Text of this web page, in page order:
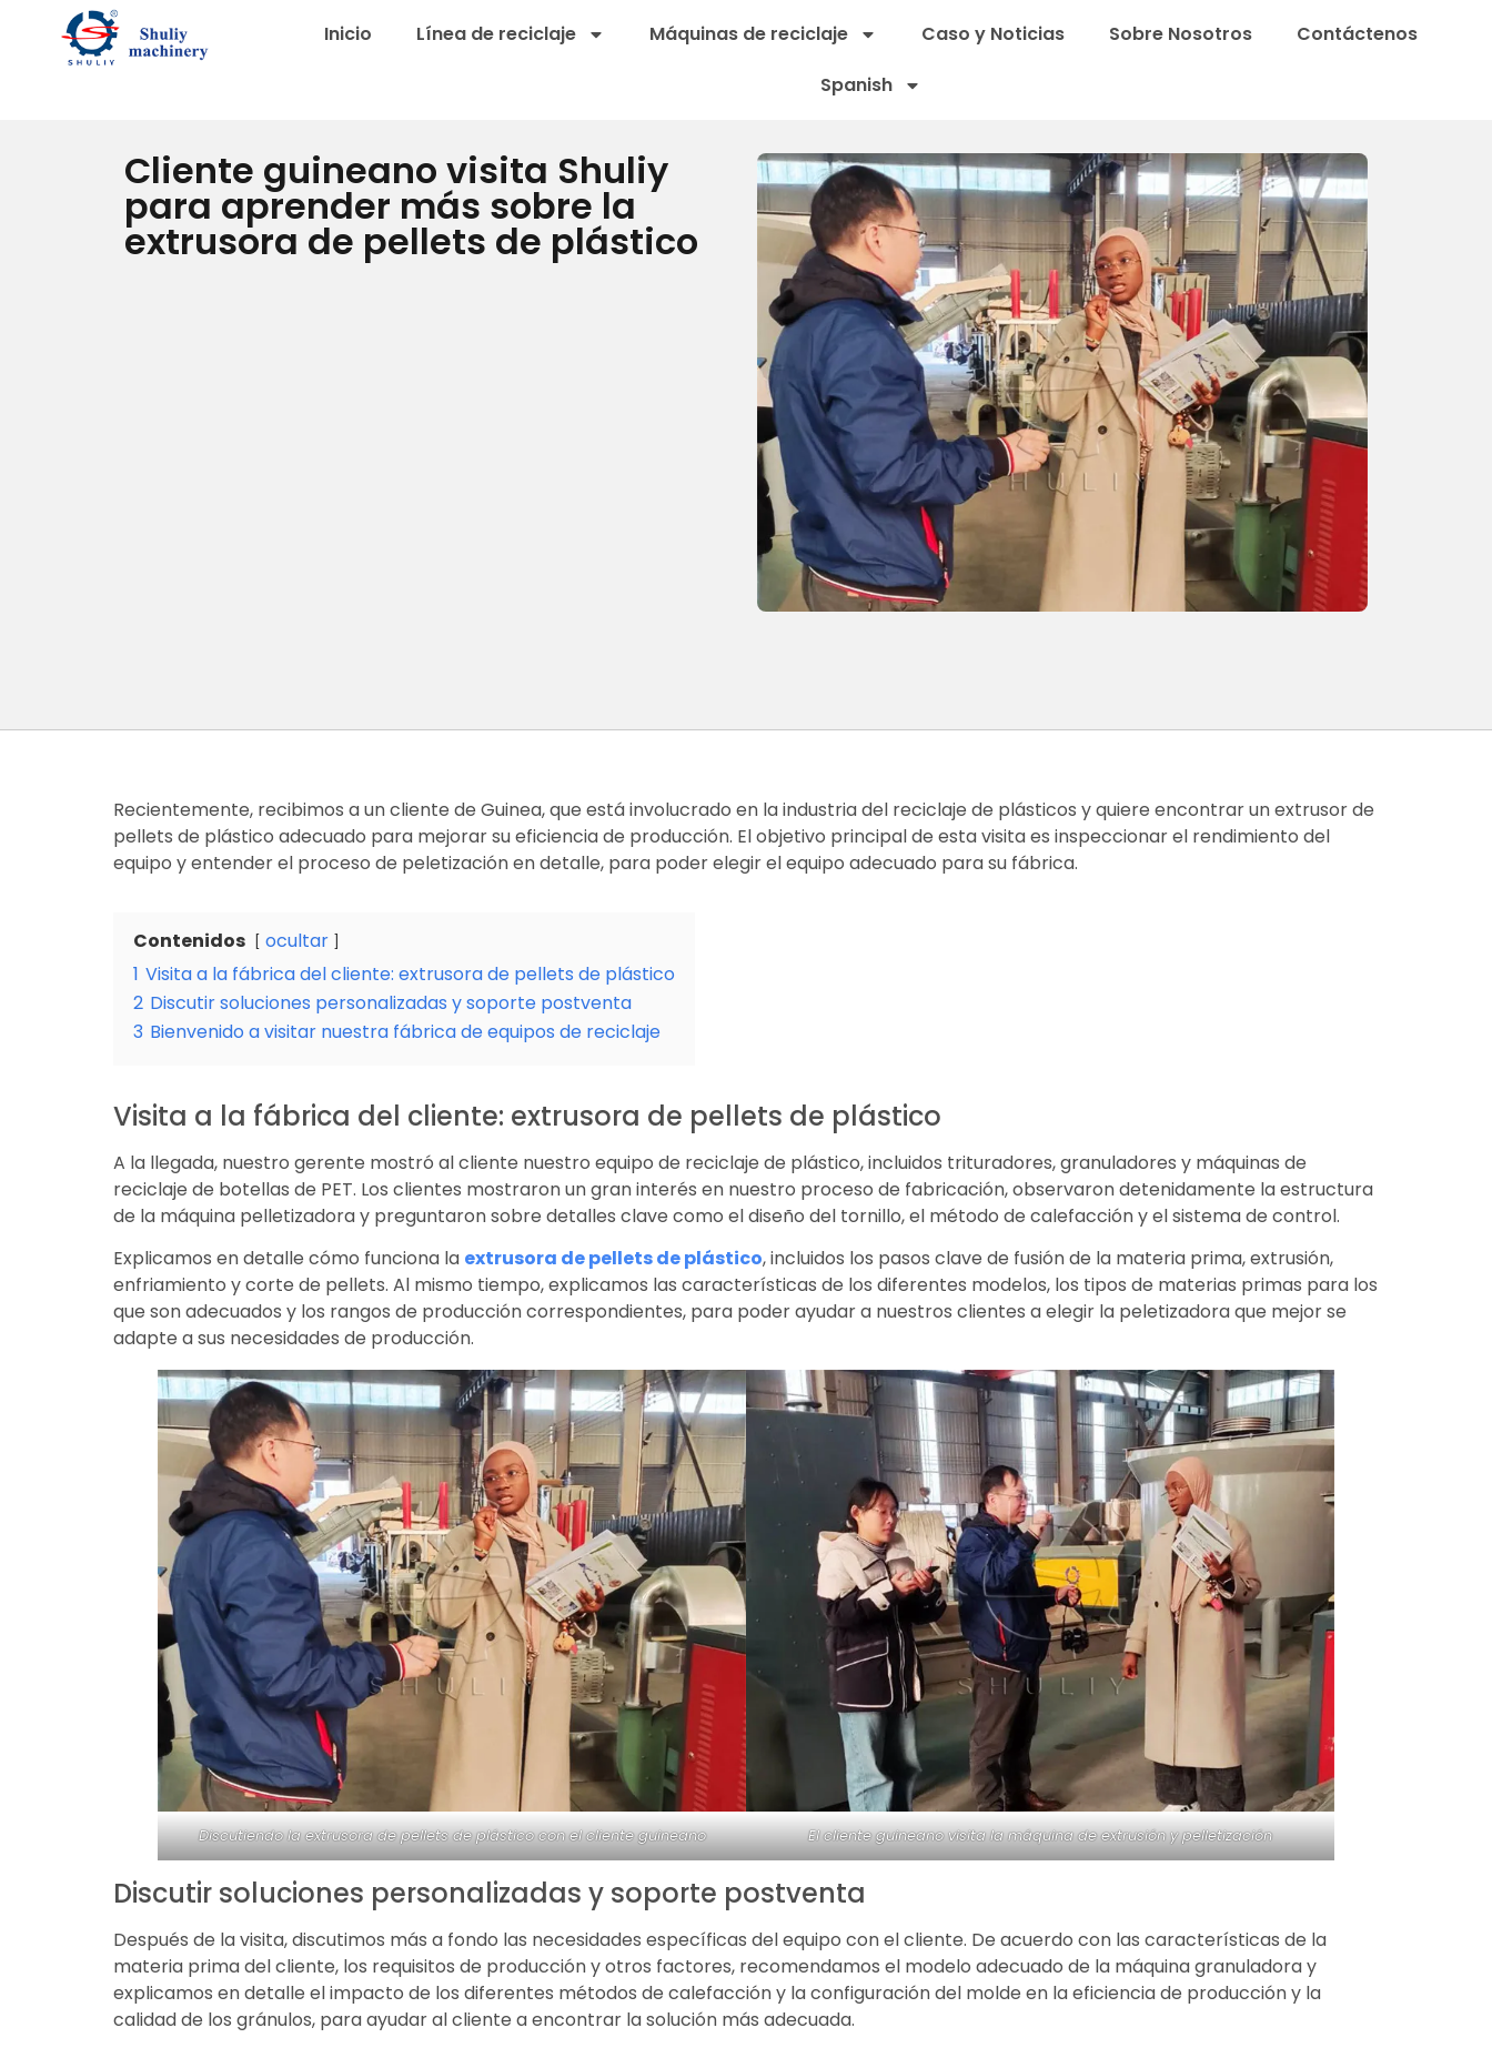
Inicio Línea de reciclaje Máquinas de reciclaje Caso y Noticias Sobre Nosotros
Contáctenos
Spanish
Cliente guineano visita Shuliy
para aprender más sobre la
extrusora de pellets de plástico
Recientemente, recibimos a un cliente de Guinea, que está involucrado en la industria del reciclaje de plásticos y quiere encontrar un extrusor de
pellets de plástico adecuado para mejorar su eficiencia de producción. El objetivo principal de esta visita es inspeccionar el rendimiento del
equipo y entender el proceso de peletización en detalle, para poder elegir el equipo adecuado para su fábrica.
Contenidos
ocultar
1 Visita a la fábrica del cliente: extrusora de pellets de plástico
2 Discutir soluciones personalizadas y soporte postventa
3 Bienvenido a visitar nuestra fábrica de equipos de reciclaje
Visita a la fábrica del cliente: extrusora de pellets de plástico
A la llegada, nuestro gerente mostró al cliente nuestro equipo de reciclaje de plástico, incluidos trituradores, granuladores y máquinas de
reciclaje de botellas de PET. Los clientes mostraron un gran interés en nuestro proceso de fabricación, observaron detenidamente la estructura
de la máquina pelletizadora y preguntaron sobre detalles clave como el diseño del tornillo, el método de calefacción y el sistema de control.
Explicamos en detalle cómo funciona la extrusora de pellets de plástico, incluidos los pasos clave de fusión de la materia prima, extrusión,
enfriamiento y corte de pellets. Al mismo tiempo, explicamos las características de los diferentes modelos, los tipos de materias primas para los
que son adecuados y los rangos de producción correspondientes, para poder ayudar a nuestros clientes a elegir la peletizadora que mejor se
adapte a sus necesidades de producción.
Discutiendo la extrusora de pellets de plástico con el cliente guineano El cliente guineano visita la máquina de extrusión y pelletización
Discutir soluciones personalizadas y soporte postventa
Después de la visita, discutimos más a fondo las necesidades específicas del equipo con el cliente. De acuerdo con las características de la
materia prima del cliente, los requisitos de producción y otros factores, recomendamos el modelo adecuado de la máquina granuladora y
explicamos en detalle el impacto de los diferentes métodos de calefacción y la configuración del molde en la eficiencia de producción y la
calidad de los gránulos, para ayudar al cliente a encontrar la solución más adecuada.